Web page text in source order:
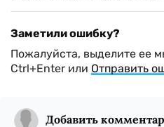
Заметили ошибку?
Пожалуйста, выделите ее
Ctrl+Enter или Отправить
Добавить